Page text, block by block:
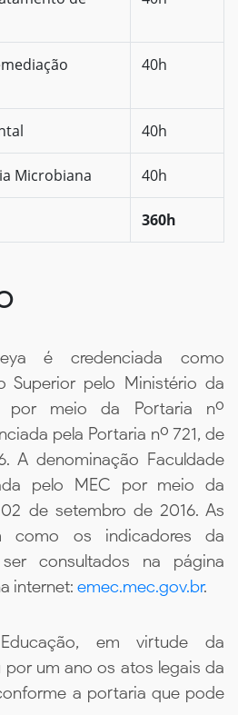
40h
40h
Microbiana 40h
360h
é credenciada como
Superior pelo Ministério da
por meio da Portaria nº
pela Portaria nº 721, de
A denominação Faculdade
pelo MEC por meio da
de setembro de 2016. As
como os indicadores da
consultados na página
internet: emec.mec.gov.br.
em virtude da
um ano os atos legais da
a portaria que pode